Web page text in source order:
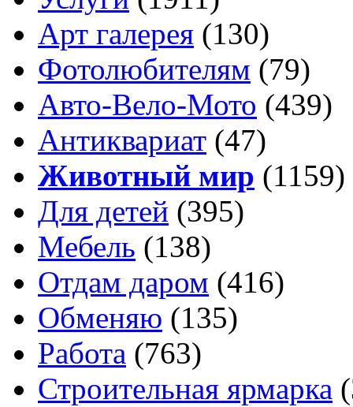
Арт галерея (130)
Фотолюбителям (79)
Авто-Вело-Мото (439)
Антиквариат (47)
Животный мир (1159)
Для детей (395)
Мебель (138)
Отдам даром (416)
Обменяю (135)
Работа (763)
Строительная ярмарка